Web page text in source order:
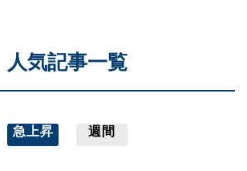
人気記事一覧
急上昇 週間